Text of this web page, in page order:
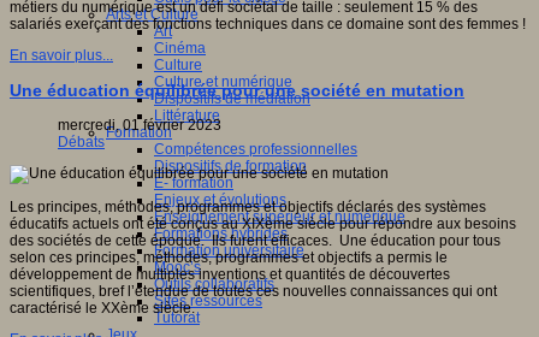
Arts et Culture
Art
Cinéma
Culture
Culture et numérique
Dispositifs de médiation
Littérature
Formation
Compétences professionnelles
Dispositifs de formation
E- formation
Enjeux et évolutions
Enseignement supérieur et numérique
Formations hybrides
Formation universitaire
Mooc’s
Outils collaboratifs
Sites ressources
Tutorat
métiers du numérique est un défi sociétal de taille : seulement 15 % des
salariés exerçant des fonctions techniques dans ce domaine sont des femmes !
En savoir plus...
Une éducation équilibrée pour une société en mutation
mercredi, 01 février 2023
Débats
Les principes, méthodes, programmes et objectifs déclarés des systèmes
éducatifs actuels ont été conçus au XIXème siècle pour répondre aux besoins
des sociétés de cette époque. Ils furent efficaces. Une éducation pour tous
selon ces principes, méthodes, programmes et objectifs a permis le
développement de multiples inventions et quantités de découvertes
scientifiques, bref l’étendue de toutes ces nouvelles connaissances qui ont
caractérisé le XXème siècle.